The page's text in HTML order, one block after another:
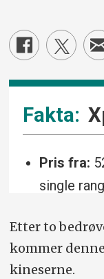
Pris fra:
single
Drivlinje
Etter to
kommer
kineserne.